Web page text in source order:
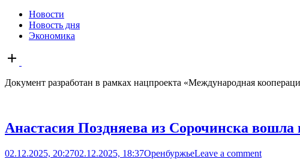
Новости
Новость дня
Экономика
Open
post
Документ разработан в рамках нацпроекта «Международная
Анастасия Поздняева из Сорочинска
02.12.2025, 20:2702.12.2025, 18:37ОренбуржьеLeave a comment